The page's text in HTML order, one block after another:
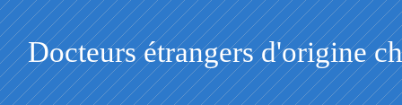
Docteurs étrangers d'origine